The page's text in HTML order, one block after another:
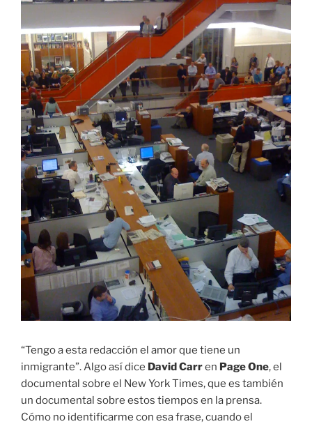
“Tengo a esta redacción el amor que tiene un
inmigrante”. Algo así dice David Carren Page One, el
documental sobre el New York Times, que es también
un documental sobre estos tiempos en la prensa.
Cómo no identificarme con esa frase, cuando el